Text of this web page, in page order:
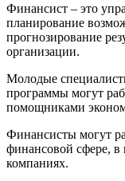
Финансист – это
планирование
прогнозирование
организации.
Молодые
программы могут
помощниками
Финансисты могут
финансовой сфере, в
компаниях.